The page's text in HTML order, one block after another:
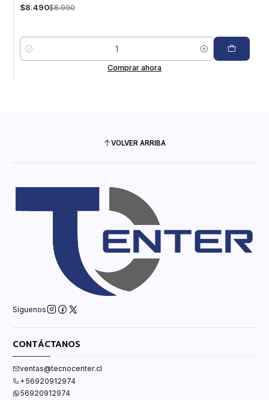
$8.490$8.990
Cantidad
Comprar ahora
VOLVER ARRIBA
Síguenos
CONTÁCTANOS
ventas@tecnocenter.cl
+56920912974
56920912974